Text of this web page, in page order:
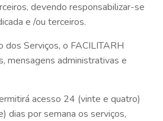
devendo responsabilizar-se
e /ou terceiros.
dos Serviços, o FACILITARH
mensagens administrativas e
acesso 24 (vinte e quatro)
dias por semana os serviços,